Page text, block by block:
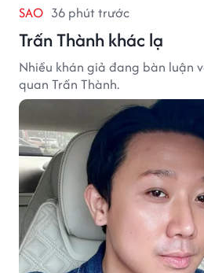
SAO 36 phút trước
Trấn Thành khác lạ
Nhiều khán giả đang bàn luận
quan Trấn Thành.